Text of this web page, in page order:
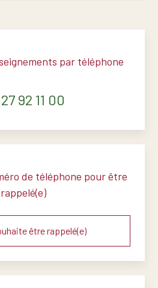
par téléphone
92 11 00
de téléphone pour être
rappelé(e)
être rappelé(e)